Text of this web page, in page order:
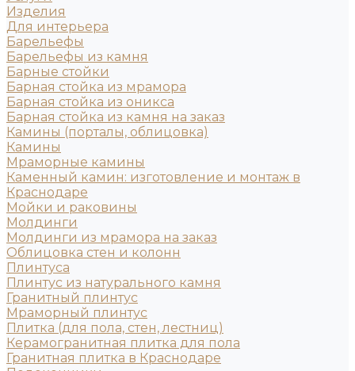
Изделия
Для интерьера
Барельефы
Барельефы из камня
Барные стойки
Барная стойка из мрамора
Барная стойка из оникса
Барная стойка из камня на заказ
Камины (порталы, облицовка)
Камины
Мраморные камины
Каменный камин: изготовление и монтаж в
Краснодаре
Мойки и раковины
Молдинги
Молдинги из мрамора на заказ
Облицовка стен и колонн
Плинтуса
Плинтус из натурального камня
Гранитный плинтус
Мраморный плинтус
Плитка (для пола, стен, лестниц)
Керамогранитная плитка для пола
Гранитная плитка в Краснодаре